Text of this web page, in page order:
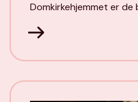
Domkirkehjemmet er de